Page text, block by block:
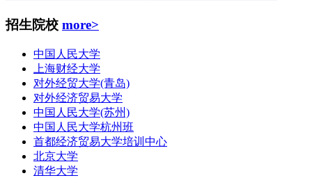
招生院校 more>
中国人民大学
上海财经大学
对外经贸大学(青岛)
对外经济贸易大学
中国人民大学(苏州)
中国人民大学杭州班
首都经济贸易大学培训中心
北京大学
清华大学